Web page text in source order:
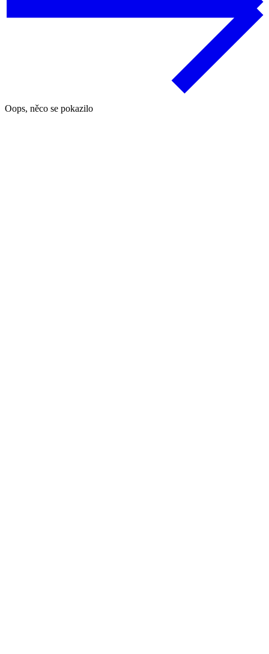
Oops, něco se pokazilo